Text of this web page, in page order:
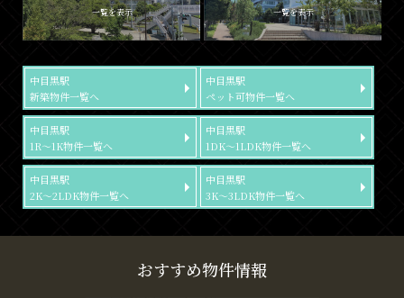
一覧を表示 一覧を表示
中目黒駅
新築物件一覧へ
中目黒駅
ペット可物件一覧へ
中目黒駅
1R～1K物件一覧へ
中目黒駅
1DK～1LDK物件一覧へ
中目黒駅
2K～2LDK物件一覧へ
中目黒駅
3K～3LDK物件一覧へ
おすすめ物件情報